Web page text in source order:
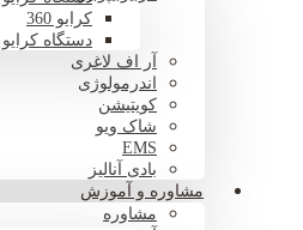
کرایو 360
دستگاه
آر اف لاغری
اندرمولوژی
کویتیشن
شاک ویو
EMS
بادی آنالیز
مشاوره و آموزش
مشاوره